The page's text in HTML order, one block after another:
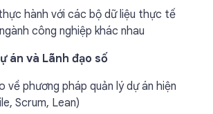
hành với các bộ dữ liệu thực tế
công nghiệp khác nhau
án và Lãnh đạo số
về phương pháp quản lý dự án hiện
Scrum, Lean)